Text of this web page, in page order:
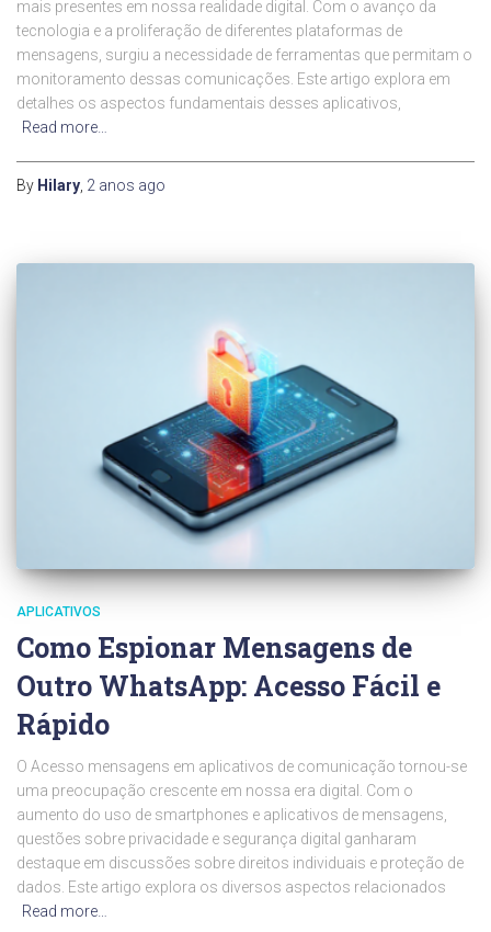
mais presentes em nossa realidade digital. Com o avanço da
tecnologia e a proliferação de diferentes plataformas de
mensagens, surgiu a necessidade de ferramentas que permitam o
monitoramento dessas comunicações. Este artigo explora em
detalhes os aspectos fundamentais desses aplicativos,
Read more…
By Hilary 2 anos ago
APLICATIVOS
Como Espionar Mensagens de
Outro WhatsApp: Acesso Fácil e
Rápido
O Acesso mensagens em aplicativos de comunicação tornou-se
uma preocupação crescente em nossa era digital. Com o
aumento do uso de smartphones e aplicativos de mensagens,
questões sobre privacidade e segurança digital ganharam
destaque em discussões sobre direitos individuais e proteção de
dados. Este artigo explora os diversos aspectos relacionados
Read more…